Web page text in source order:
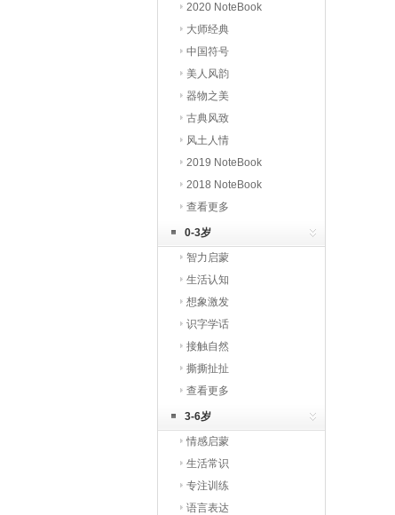
2020 NoteBook
大师经典
中国符号
美人风韵
器物之美
古典风致
风土人情
2019 NoteBook
2018 NoteBook
查看更多
0-3岁
智力启蒙
生活认知
想象激发
识字学话
接触自然
撕撕扯扯
查看更多
3-6岁
情感启蒙
生活常识
专注训练
语言表达